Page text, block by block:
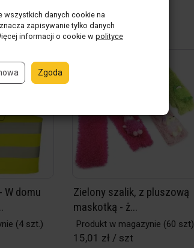
W domu
(4 szt.)
Zielony szalik, z pluszową
maskotką - ż...
Produkt w magazynie (60 szt)
15,01 zł / szt
wszystkich danych cookie na
zapisywanie tylko danych
informacji o cookie w polityce
Zgoda